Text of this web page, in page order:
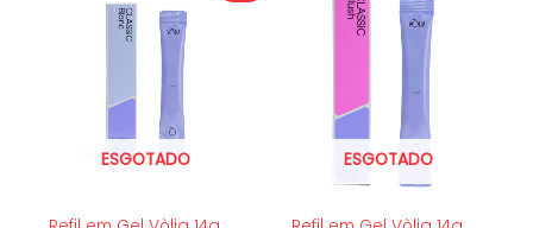
ESGOTADO
atual
é:
R$32,90.
ESGOTADO